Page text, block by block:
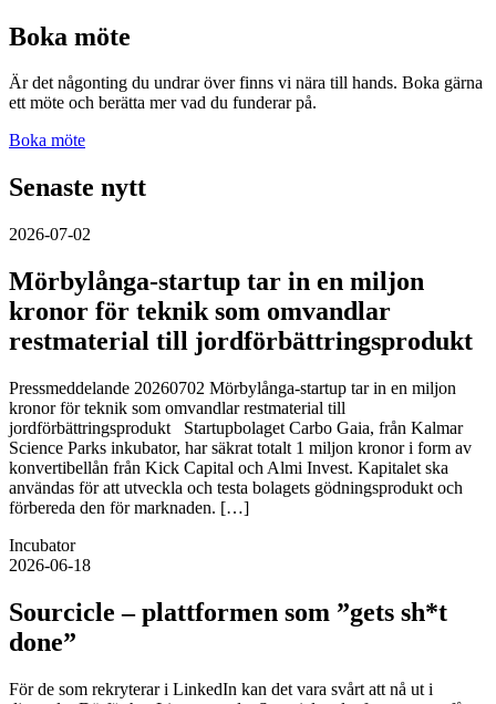
Boka möte
Är det någonting du undrar över finns vi nära till hands. Boka gärna
ett möte och berätta mer vad du funderar på.
Boka möte
Senaste nytt
2026-07-02
Mörbylånga-startup tar in en miljon
kronor för teknik som omvandlar
restmaterial till jordförbättringsprodukt
Pressmeddelande 20260702 Mörbylånga-startup tar in en miljon
kronor för teknik som omvandlar restmaterial till
jordförbättringsprodukt Startupbolaget Carbo Gaia, från Kalmar
Science Parks inkubator, har säkrat totalt 1 miljon kronor i form av
konvertibellån från Kick Capital och Almi Invest. Kapitalet ska
användas för att utveckla och testa bolagets gödningsprodukt och
förbereda den för marknaden. […]
Incubator
2026-06-18
Sourcicle – plattformen som ”gets sh*t
done”
För de som rekryterar i LinkedIn kan det vara svårt att nå ut i